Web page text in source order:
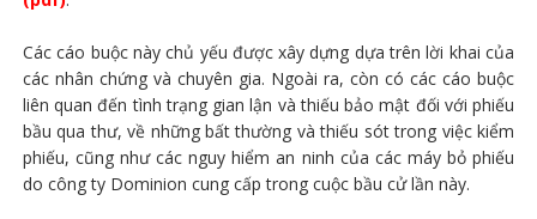
Các cáo buộc này chủ yếu được xây dựng dựa trên lời khai của
các nhân chứng và chuyên gia. Ngoài ra, còn có các cáo buộc
liên quan đến tình trạng gian lận và thiếu bảo mật đối với phiếu
bầu qua thư, về những bất thường và thiếu sót trong việc kiểm
phiếu, cũng như các nguy hiểm an ninh của các máy bỏ phiếu
do công ty Dominion cung cấp trong cuộc bầu cử lần này.